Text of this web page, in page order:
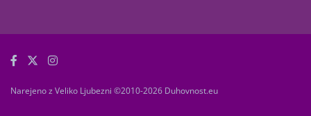
Narejeno z Veliko Ljubezni ©2010-2026 Duhovnost.eu